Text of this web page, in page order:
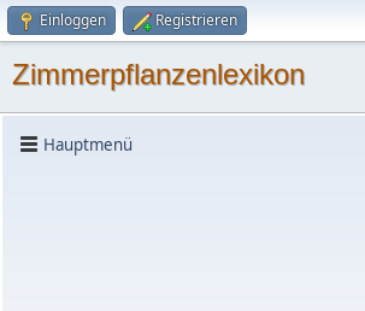
Einloggen Registrieren
Zimmerpflanzenlexikon
Hauptmenü